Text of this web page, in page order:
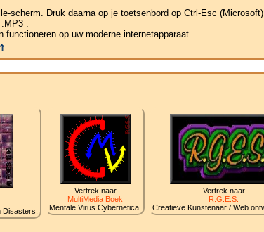
scherm. Druk daarna op je toetsenbord op Ctrl-Esc
.
op uw moderne internetapparaat.
⇑
Vertrek naar
MultiMedia Boek
Mentale Virus Cybernetica.
Vertrek naar
R.G.E.S.
Creatieve Kunstenaar / Web